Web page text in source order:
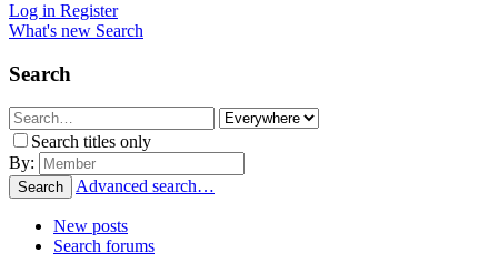
Log in Register
What's new Search
Search
Search titles only
By:
Search Advanced search…
New posts
Search forums